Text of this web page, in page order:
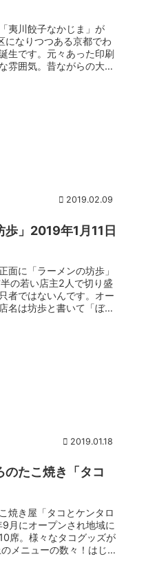
夷川餃子なかじま」が
なりつつある京都でわ
生です。元々あった印刷
雰囲気。昔ながらの大衆
2019.02.09
歩」2019年1月11日
面に「ラーメンの坊歩」
の若い店主2人で切り盛
者ではないんです。オー
名は坊歩と書いて「ぼん
2019.01.18
たこ焼き「タコ
焼き屋「タコとケンタロ
月にオープンされ地域に
席。様々なタコグッズが
メニューの数々！はじ